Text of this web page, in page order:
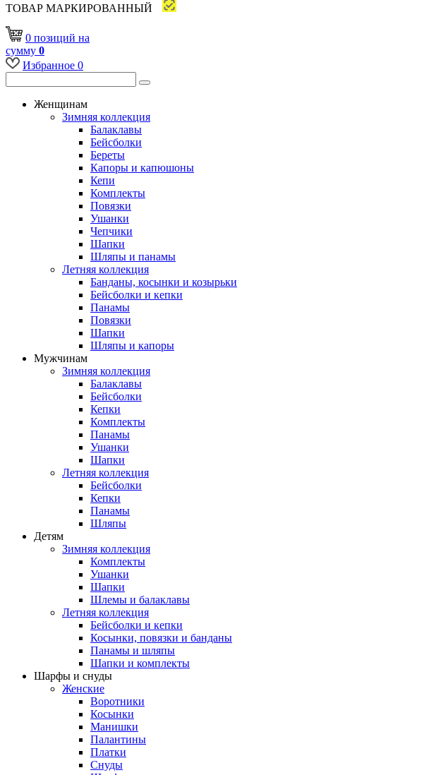
ТОВАР МАРКИРОВАННЫЙ
0 позиций на
сумму 0
Избранное 0
Женщинам
Зимняя коллекция
Балаклавы
Бейсболки
Береты
Капоры и капюшоны
Кепи
Комплекты
Повязки
Ушанки
Чепчики
Шапки
Шляпы и панамы
Летняя коллекция
Банданы, косынки и козырьки
Бейсболки и кепки
Панамы
Повязки
Шапки
Шляпы и капоры
Мужчинам
Зимняя коллекция
Балаклавы
Бейсболки
Кепки
Комплекты
Панамы
Ушанки
Шапки
Летняя коллекция
Бейсболки
Кепки
Панамы
Шляпы
Детям
Зимняя коллекция
Комплекты
Ушанки
Шапки
Шлемы и балаклавы
Летняя коллекция
Бейсболки и кепки
Косынки, повязки и банданы
Панамы и шляпы
Шапки и комплекты
Шарфы и снуды
Женские
Воротники
Косынки
Манишки
Палантины
Платки
Снуды